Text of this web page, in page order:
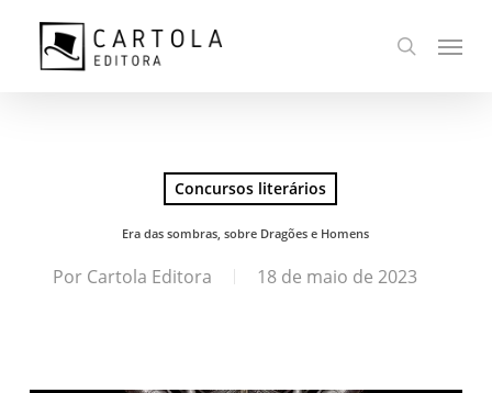
busca
Menu
Concursos literários
Era das sombras, sobre Dragões e Homens
Por Cartola Editora 18 de maio de 2023